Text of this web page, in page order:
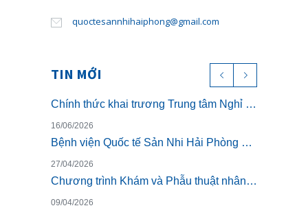
quoctesannhihaiphong@gmail.com
TIN MỚI
Chính thức khai trương Trung tâm Nghỉ dưỡng ở cữ cao cấp The Nest – Luxury Postpartum & Retreat
16/06/2026
Bệnh viện Quốc tế Sản Nhi Hải Phòng chính thức triển khai khám sức khỏe theo Thông tư 32/2023/TT-BYT
27/04/2026
Chương trình Khám và Phẫu thuật nhân đạo cho trẻ bị dị tật khe hở môi miễn phí
09/04/2026